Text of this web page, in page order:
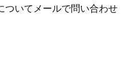
いてメールで問い合わせ